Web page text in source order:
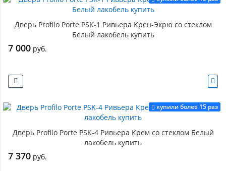
Дверь Profilo Porte PSK-1 Ривьера Крен-Экрю со стеклом
Белый лакобель купить
7 000 руб.
купили более 15 раз
Дверь Profilo Porte PSK-4 Ривьера Крем со стеклом Белый
лакобель купить
7 370 руб.